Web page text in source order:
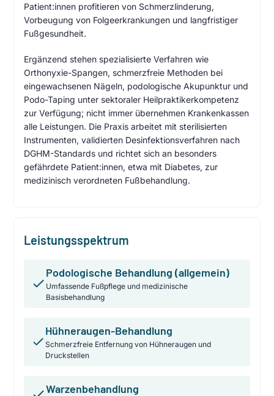
Patient:innen profitieren von Schmerzlinderung,
Vorbeugung von Folgeerkrankungen und langfristiger
Fußgesundheit.
Ergänzend stehen spezialisierte Verfahren wie
Orthonyxie-Spangen, schmerzfreie Methoden bei
eingewachsenen Nägeln, podologische Akupunktur und
Podo-Taping unter sektoraler Heilpraktikerkompetenz
zur Verfügung; nicht immer übernehmen Krankenkassen
alle Leistungen. Die Praxis arbeitet mit sterilisierten
Instrumenten, validierten Desinfektionsverfahren nach
DGHM-Standards und richtet sich an besonders
gefährdete Patient:innen, etwa mit Diabetes, zur
medizinisch verordneten Fußbehandlung.
Leistungsspektrum
Podologische Behandlung (allgemein)
Umfassende Fußpflege und medizinische
Basisbehandlung
Hühneraugen-Behandlung
Schmerzfreie Entfernung von Hühneraugen und
Druckstellen
Warzenbehandlung